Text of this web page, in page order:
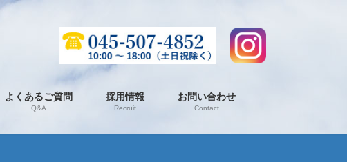
よくあるご質問
Q&A
採用情報
Recruit
お問い合わせ
Contact